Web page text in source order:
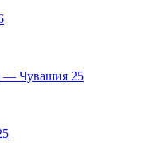
— Чувашия 25